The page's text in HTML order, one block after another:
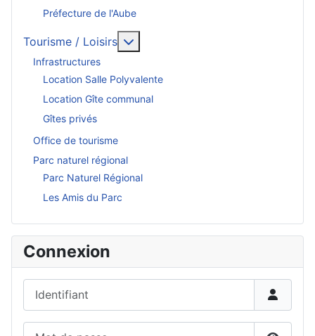
Préfecture de l'Aube
Tourisme / Loisirs
Infrastructures
Location Salle Polyvalente
Location Gîte communal
Gîtes privés
Office de tourisme
Parc naturel régional
Parc Naturel Régional
Les Amis du Parc
Connexion